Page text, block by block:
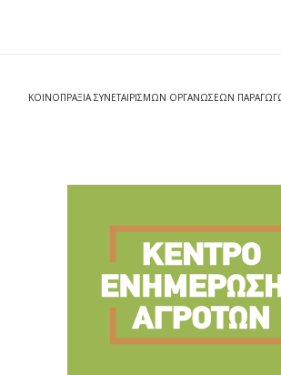
ΚΟΙΝΟΠΡΑΞΙΑ ΣΥΝΕΤΑΙΡΙΣΜΩΝ ΟΡΓΑΝΩΣΕΩΝ